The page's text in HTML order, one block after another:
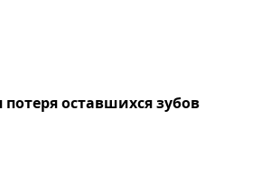
оставшихся зубов